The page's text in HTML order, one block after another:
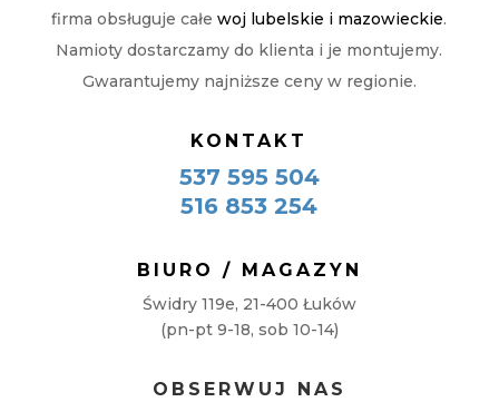
firma obsługuje całewoj lubelskie i mazowieckie.
Namioty dostarczamy do klienta i je montujemy.
Gwarantujemy najniższe ceny w regionie.
KONTAKT
537 595 504
516 853 254
BIURO / MAGAZYN
Świdry 119e, 21-400 Łuków
(pn-pt 9-18, sob 10-14)
OBSERWUJ NAS